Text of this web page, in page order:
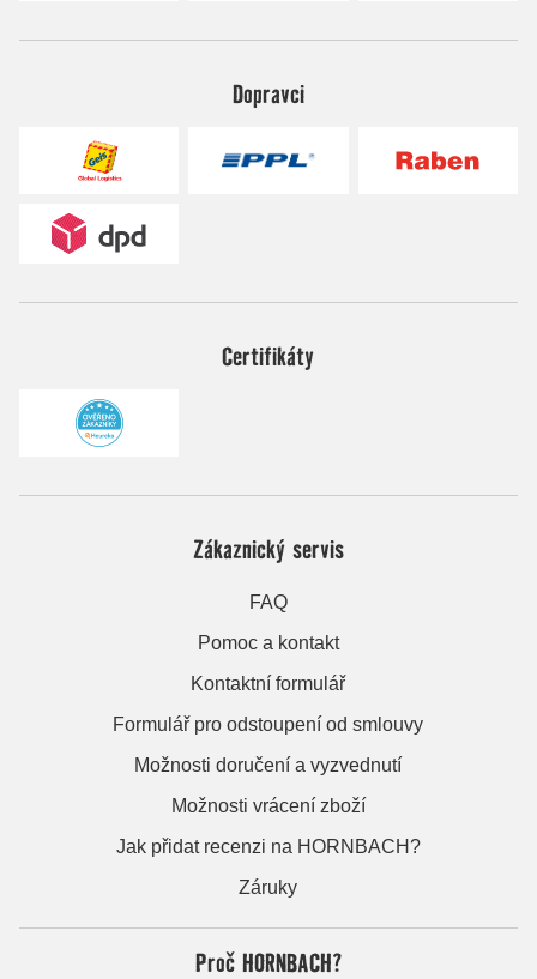
Dopravci
Certifikáty
Zákaznický servis
FAQ
Pomoc a kontakt
Kontaktní formulář
Formulář pro odstoupení od smlouvy
Možnosti doručení a vyzvednutí
Možnosti vrácení zboží
Jak přidat recenzi na HORNBACH?
Záruky
Proč HORNBACH?